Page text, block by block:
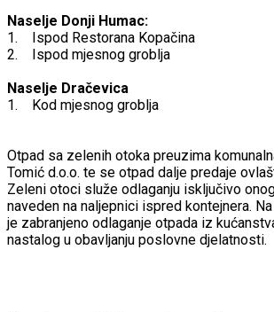
Naselje Donji Humac:
1. Ispod Restorana Kopačina
2. Ispod mjesnog groblja
Naselje Dračevica
1. Kod mjesnog groblja
Otpad sa zelenih otoka preuzima
Tomić d.o.o. te se otpad dalje predaje
Zeleni otoci služe odlaganju isključivo
naveden na naljepnici ispred kontejnera.
je zabranjeno odlaganje otpada iz
nastalog u obavljanju poslovne djelatnosti.